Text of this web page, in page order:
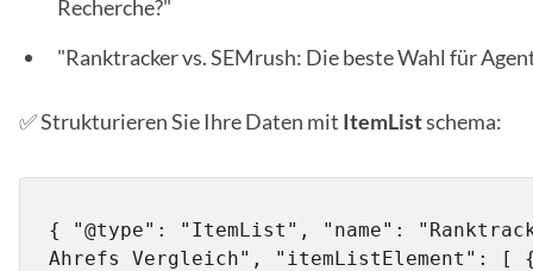
Recherche?"
"Ranktracker vs. SEMrush: Die beste Wahl für
✅ Strukturieren Sie Ihre Daten mit ItemListschema:
{ "@type": "ItemList", "name":
Ahrefs Vergleich", "itemListElement": [